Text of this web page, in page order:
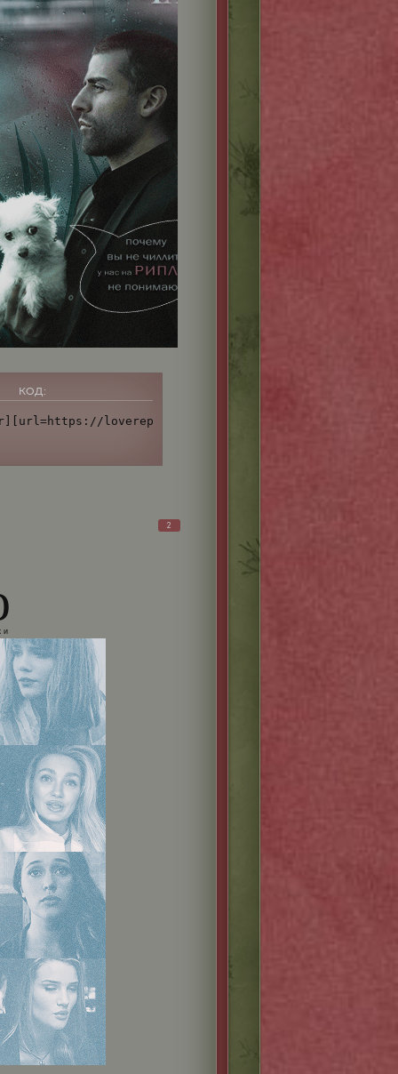
4YRMYYj/tumblr-nmcdtov-Lm-P1tf1nydo6-
КОД:
lovereplay.ru/][img]https://i.imgur.com/
2
и